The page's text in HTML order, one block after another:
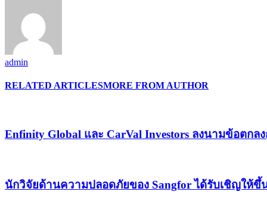
admin
RELATED ARTICLESMORE FROM AUTHOR
Enfinity Global และ CarVal Investors ลงนามข้อตก
นักวิจัยด้านความปลอดภัยของ Sangfor ได้รับเชิญให้ขึ้